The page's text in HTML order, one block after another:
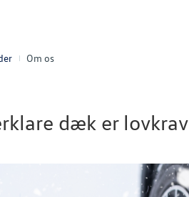
Om os
dæk er lovkrav